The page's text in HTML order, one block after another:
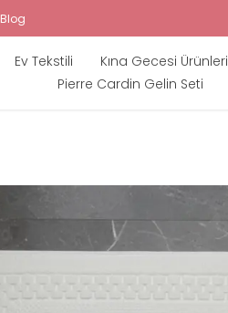
Blog
Ev Tekstili Kına Gecesi Ürünleri
Pierre Cardin Gelin Seti